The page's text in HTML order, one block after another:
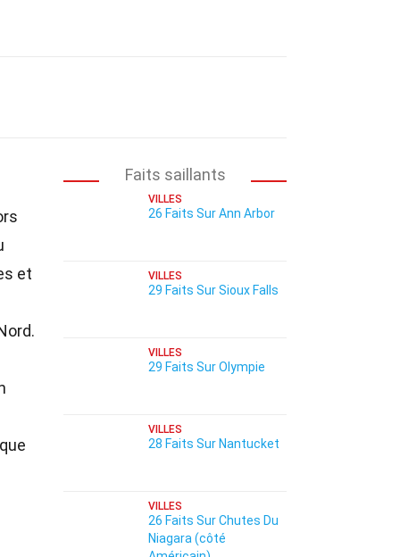
et
Faits saillants
VILLES
26 Faits Sur Ann Arbor
VILLES
29 Faits Sur Sioux Falls
VILLES
29 Faits Sur Olympie
VILLES
28 Faits Sur Nantucket
VILLES
26 Faits Sur Chutes Du
Niagara (côté